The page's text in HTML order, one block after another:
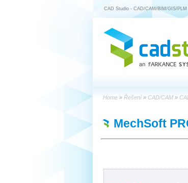
CAD Studio - CAD/CAM/BIM/GIS/PLM
Home » Řešení» CAD/CAM »
MechSoft